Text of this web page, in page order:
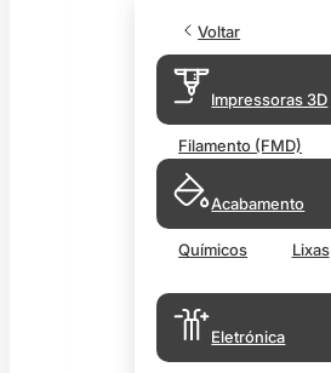
Voltar
Impressoras 3D
Filamento (FMD)
Acabamento
Químicos Lixas
Eletrónica